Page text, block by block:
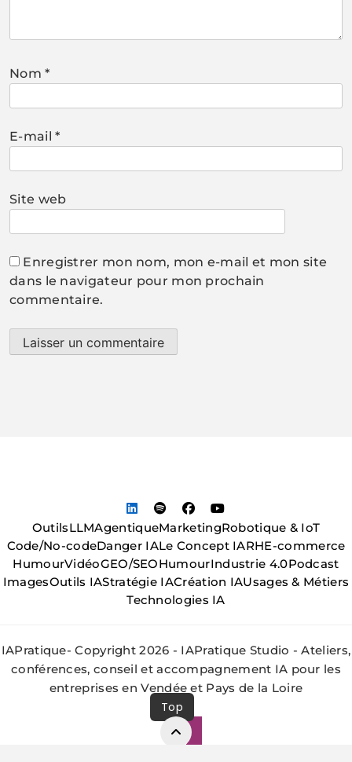
Nom*
E-mail*
Site web
Enregistrer mon nom, mon e-mail et mon site
dans le navigateur pour mon prochain
commentaire.
OutilsLLMAgentiqueMarketingRobotique & IoT
Code/No-codeDanger IALe Concept IARHE-commerce
HumourVidéoGEO/SEOHumourIndustrie 4.0Podcast
ImagesOutils IAStratégie IACréation IAUsages & Métiers
Technologies IA
IAPratique- Copyright 2026 - IAPratique Studio - Ateliers,
conférences, conseil et accompagnement IA pour les
entreprises en Vendée et Pays de la Loire
Top